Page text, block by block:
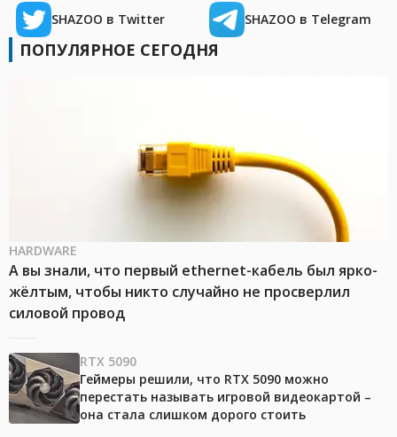
SHAZOO в Twitter SHAZOO в Telegram
ПОПУЛЯРНОЕ СЕГОДНЯ
HARDWARE
А вы знали, что первый ethernet-кабель был ярко-
жёлтым, чтобы никто случайно не просверлил
силовой провод
RTX 5090
Геймеры решили, что RTX 5090 можно
перестать называть игровой видеокартой –
она стала слишком дорого стоить